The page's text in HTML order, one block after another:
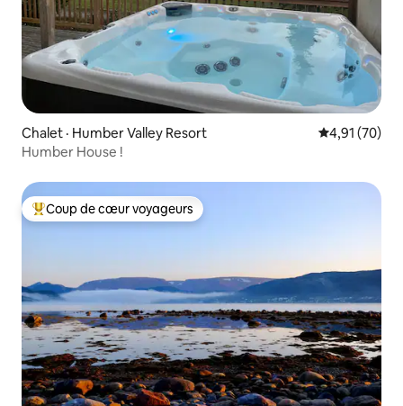
Chalet · Humber Valley Resort Note
4,91 (70)
Humber House !
Coup de cœur voyageurs parmi les plus aimés
Coup de cœur voyageurs